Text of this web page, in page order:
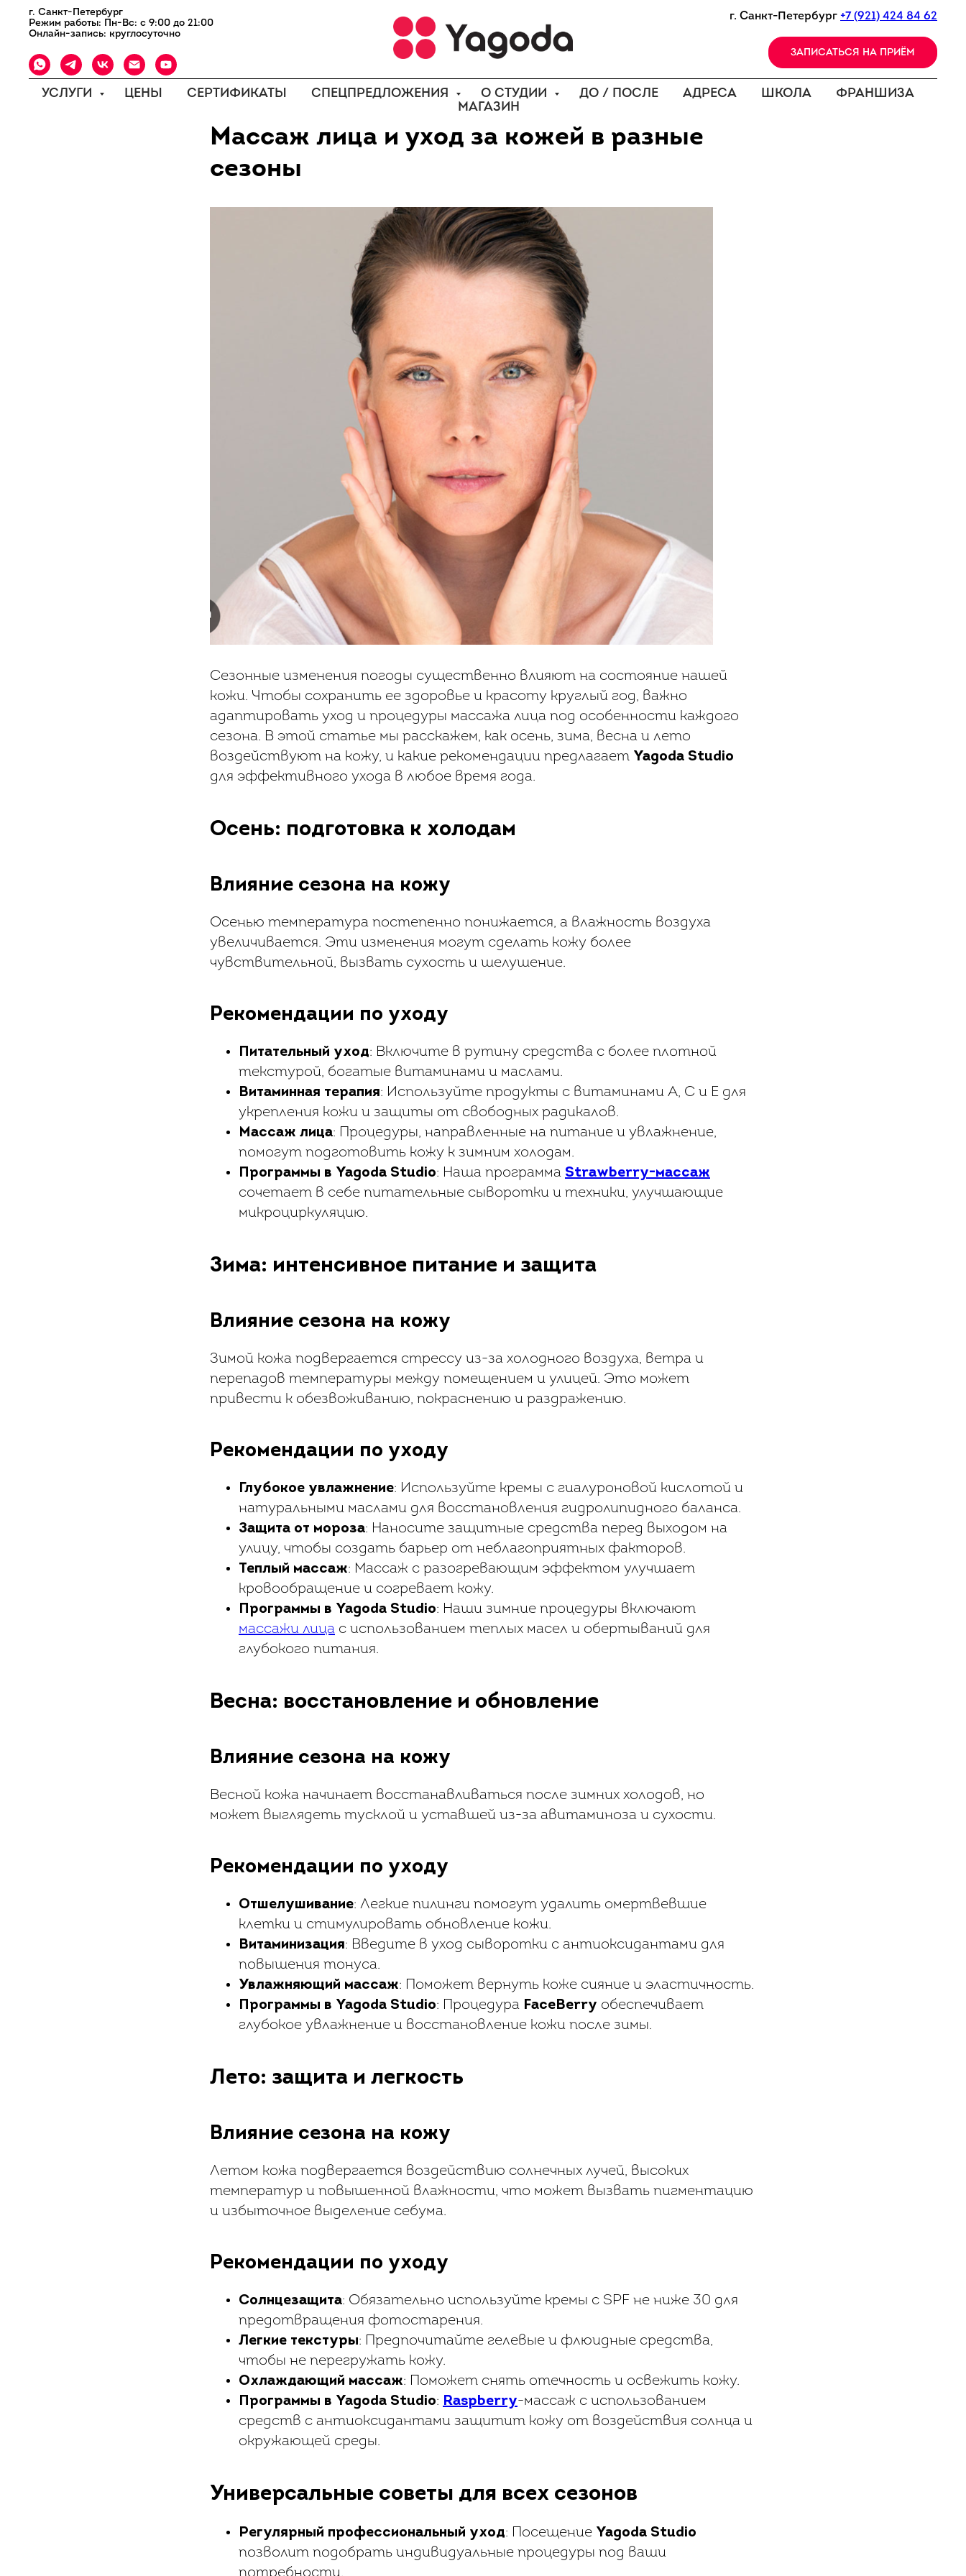
г. Санкт-Петербург
Режим работы: Пн-Вс: с 9:00 до 21:00
Онлайн-запись: круглосуточно
г. Санкт-Петербург +7 (921) 424 84 62
ЗАПИСАТЬСЯ НА ПРИЁМ
УСЛУГИ ЦЕНЫ СЕРТИФИКАТЫ СПЕЦПРЕДЛОЖЕНИЯ О СТУДИИ ДО / ПОСЛЕ АДРЕСА ШКОЛА
ФРАНШИЗА
МАГАЗИН
Массаж лица и уход за кожей в разные
сезоны
Сезонные изменения погоды существенно влияют на состояние нашей
кожи. Чтобы сохранить ее здоровье и красоту круглый год, важно
адаптировать уход и процедуры массажа лица под особенности каждого
сезона. В этой статье мы расскажем, как осень, зима, весна и лето
воздействуют на кожу, и какие рекомендации предлагает Yagoda Studio
для эффективного ухода в любое время года.
Осень: подготовка к холодам
Влияние сезона на кожу
Осенью температура постепенно понижается, а влажность воздуха
увеличивается. Эти изменения могут сделать кожу более
чувствительной, вызвать сухость и шелушение.
Рекомендации по уходу
Питательный уход: Включите в рутину средства с более плотной
текстурой, богатые витаминами и маслами.
Витаминная терапия: Используйте продукты с витаминами A, C и E для
укрепления кожи и защиты от свободных радикалов.
Массаж лица: Процедуры, направленные на питание и увлажнение,
помогут подготовить кожу к зимним холодам.
Программы в Yagoda Studio: Наша программа Strawberry-массаж
сочетает в себе питательные сыворотки и техники, улучшающие
микроциркуляцию.
Зима: интенсивное питание и защита
Влияние сезона на кожу
Зимой кожа подвергается стрессу из-за холодного воздуха, ветра и
перепадов температуры между помещением и улицей. Это может
привести к обезвоживанию, покраснению и раздражению.
Рекомендации по уходу
Глубокое увлажнение: Используйте кремы с гиалуроновой кислотой и
натуральными маслами для восстановления гидролипидного баланса.
Защита от мороза: Наносите защитные средства перед выходом на
улицу, чтобы создать барьер от неблагоприятных факторов.
Теплый массаж: Массаж с разогревающим эффектом улучшает
кровообращение и согревает кожу.
Программы в Yagoda Studio: Наши зимние процедуры включают
массажи лица с использованием теплых масел и обертываний для
глубокого питания.
Весна: восстановление и обновление
Влияние сезона на кожу
Весной кожа начинает восстанавливаться после зимних холодов, но
может выглядеть тусклой и уставшей из-за авитаминоза и сухости.
Рекомендации по уходу
Отшелушивание: Легкие пилинги помогут удалить омертвевшие
клетки и стимулировать обновление кожи.
Витаминизация: Введите в уход сыворотки с антиоксидантами для
повышения тонуса.
Увлажняющий массаж: Поможет вернуть коже сияние и эластичность.
Программы в Yagoda Studio: Процедура FaceBerry обеспечивает
глубокое увлажнение и восстановление кожи после зимы.
Лето: защита и легкость
Влияние сезона на кожу
Летом кожа подвергается воздействию солнечных лучей, высоких
температур и повышенной влажности, что может вызвать пигментацию
и избыточное выделение себума.
Рекомендации по уходу
Солнцезащита: Обязательно используйте кремы с SPF не ниже 30 для
предотвращения фотостарения.
Легкие текстуры: Предпочитайте гелевые и флюидные средства,
чтобы не перегружать кожу.
Охлаждающий массаж: Поможет снять отечность и освежить кожу.
Программы в Yagoda Studio: Raspberry-массаж с использованием
средств с антиоксидантами защитит кожу от воздействия солнца и
окружающей среды.
Универсальные советы для всех сезонов
Регулярный профессиональный уход: Посещение Yagoda Studio
позволит подобрать индивидуальные процедуры под ваши
потребности.